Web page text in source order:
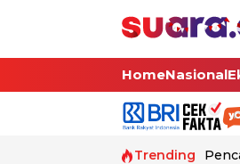
HomeNasional
Trending